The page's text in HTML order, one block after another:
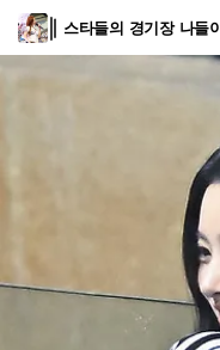
스타들의 경기장 나들이